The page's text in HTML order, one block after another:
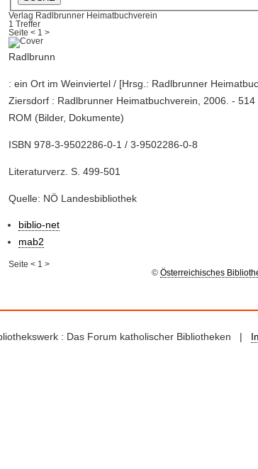
Verlag Radlbrunner Heimatbuchverein
1 Treffer
Seite< 1 >
Radlbrunn
: ein Ort im Weinviertel / [Hrsg.: Radlbrunner
Ziersdorf : Radlbrunner Heimatbuchverein, 2006. -
ROM (Bilder, Dokumente)
ISBN 978-3-9502286-0-1 / 3-9502286-0-8
Literaturverz. S. 499-501
Quelle: NÖ Landesbibliothek
biblio-net
mab2
Seite< 1 >
© Österreichisches
: Das Forum katholischer Bibliotheken |